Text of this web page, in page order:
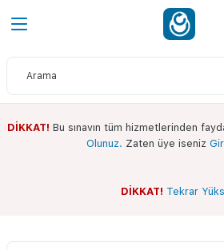
DİKKAT! Bu sınavın tüm hizmetlerinden
Olunuz. Zaten üye iseniz
DİKKAT! Tekrar
Sınav Ekranı
Whatsapp Kanalımız